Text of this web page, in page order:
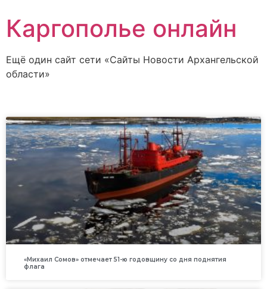
Каргополье онлайн
Ещё один сайт сети «Сайты Новости Архангельской
области»
«Михаил Сомов» отмечает 51-ю годовщину со дня поднятия
флага